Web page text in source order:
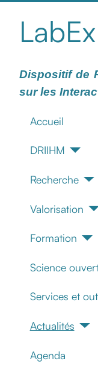
Dispositif de
sur les
Accueil
DRIIHM
Recherche
Valorisation
Formation
Science
Services et
Actualités
Agenda